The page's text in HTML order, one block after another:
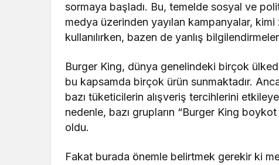
sormaya başladı. Bu, temelde sosyal ve
medya üzerinden yayılan kampanyalar,
kullanılırken, bazen de yanlış
Burger King, dünya genelindeki birçok
bu kapsamda birçok ürün sunmaktadır.
bazı tüketicilerin alışveriş tercihlerini
nedenle, bazı grupların “Burger King
oldu.
Fakat burada önemle belirtmek gerekir ki